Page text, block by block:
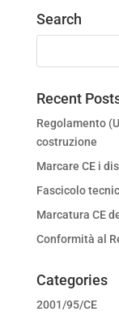
Search
Recent
Regolamento
costruzione
Marcare CE i
Fascicolo
Marcatura CE
Conformità al
Categories
2001/95/CE